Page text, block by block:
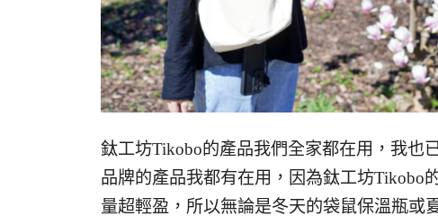
鈦工坊Tikobo的產品我們全家都在用，我也
品牌的產品我都有在用，因為鈦工坊Tikobo
量超輕盈，所以無論是冬天的袋鼠保溫瓶或